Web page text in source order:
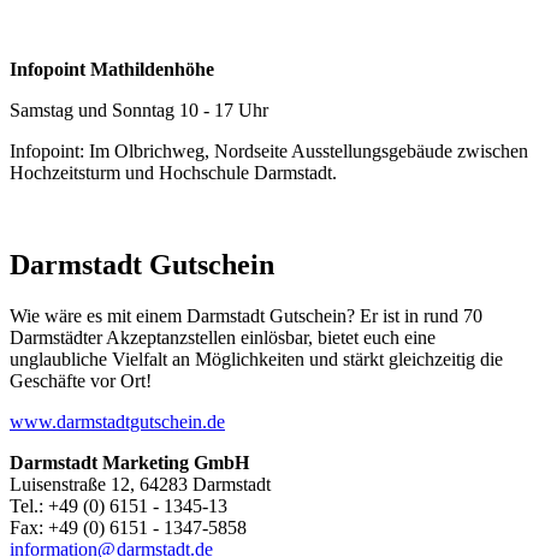
Infopoint Mathildenhöhe
Samstag und Sonntag 10 - 17 Uhr
Infopoint: Im Olbrichweg, Nordseite Ausstellungsgebäude zwischen
Hochzeitsturm und Hochschule Darmstadt.
Darmstadt Gutschein
Wie wäre es mit einem Darmstadt Gutschein? Er ist in rund 70
Darmstädter Akzeptanzstellen einlösbar, bietet euch eine
unglaubliche Vielfalt an Möglichkeiten und stärkt gleichzeitig die
Geschäfte vor Ort!
www.darmstadtgutschein.de
Darmstadt Marketing GmbH
Luisenstraße 12, 64283 Darmstadt
Tel.: +49 (0) 6151 - 1345-13
Fax: +49 (0) 6151 - 1347-5858
information@darmstadt.de